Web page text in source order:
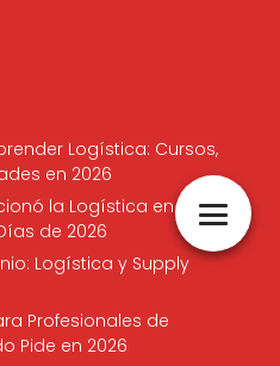
Logística: Cursos,
en 2026
la Logística en
de 2026
Logística y Supply
Profesionales de
Pide en 2026